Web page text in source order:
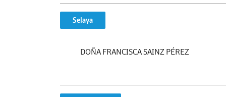
Selaya
DOÑA FRANCISCA SAINZ PÉREZ